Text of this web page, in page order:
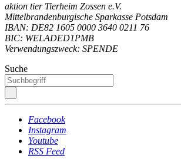
aktion tier Tierheim Zossen e.V.
Mittelbrandenburgische Sparkasse Potsdam
IBAN: DE82 1605 0000 3640 0211 76
BIC: WELADED1PMB
Verwendungszweck: SPENDE
Suche
Facebook
Instagram
Youtube
RSS Feed